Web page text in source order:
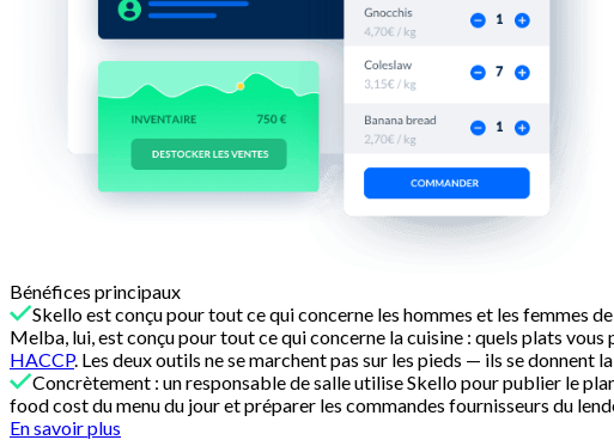
Bénéfices principaux
Skello est conçu pour tout ce qui concerne les hommes et les femmes
Melba, lui, est conçu pour tout ce qui concerne la cuisine : quels plats
HACCP. Les deux outils ne se marchent pas sur les pieds — ils se donnent la
Concrètement : un responsable de salle utilise Skello pour publier le
food cost du menu du jour et préparer les commandes fournisseurs du
En savoir plus